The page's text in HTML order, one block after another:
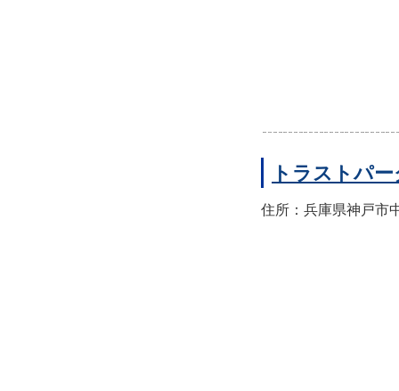
トラストパ
住所：兵庫県神戸市